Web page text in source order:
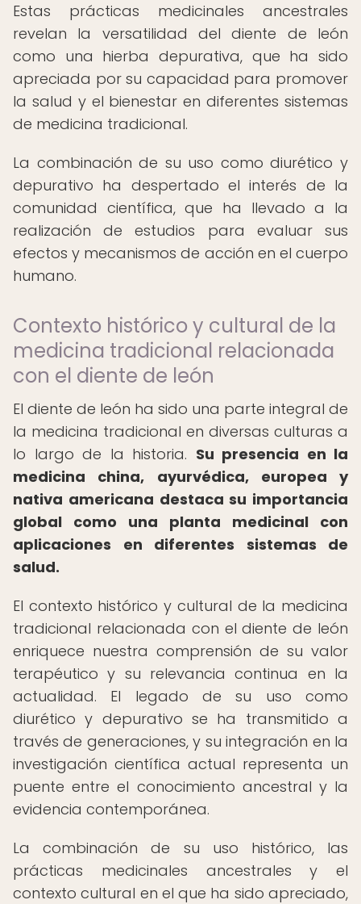
Estas prácticas medicinales ancestrales
revelan la versatilidad del diente de león
como una hierba depurativa, que ha sido
apreciada por su capacidad para promover
la salud y el bienestar en diferentes sistemas
de medicina tradicional.
La combinación de su uso como diurético y
depurativo ha despertado el interés de la
comunidad científica, que ha llevado a la
realización de estudios para evaluar sus
efectos y mecanismos de acción en el cuerpo
humano.
Contexto histórico y cultural de la
medicina tradicional relacionada
con el diente de león
El diente de león ha sido una parte integral de
la medicina tradicional en diversas culturas a
lo largo de la historia. Su presencia en la
medicina china, ayurvédica, europea y
nativa americana destaca su importancia
global como una planta medicinal con
aplicaciones en diferentes sistemas de
salud.
El contexto histórico y cultural de la medicina
tradicional relacionada con el diente de león
enriquece nuestra comprensión de su valor
terapéutico y su relevancia continua en la
actualidad. El legado de su uso como
diurético y depurativo se ha transmitido a
través de generaciones, y su integración en la
investigación científica actual representa un
puente entre el conocimiento ancestral y la
evidencia contemporánea.
La combinación de su uso histórico, las
prácticas medicinales ancestrales y el
contexto cultural en el que ha sido apreciado,